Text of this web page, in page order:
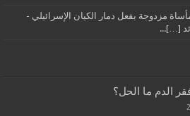
مزدوجة بفعل دمار الكيان الإسرائيلي -
[…]...
الدم ما الحل؟